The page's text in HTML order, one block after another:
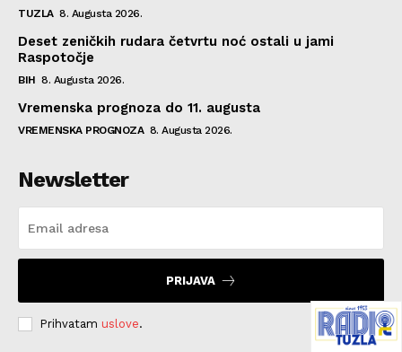
TUZLA 8. Augusta 2026.
Deset zeničkih rudara četvrtu noć ostali u jami
Raspotočje
BIH 8. Augusta 2026.
Vremenska prognoza do 11. augusta
VREMENSKA PROGNOZA 8. Augusta 2026.
Newsletter
PRIJAVA
Prihvatam uslove.